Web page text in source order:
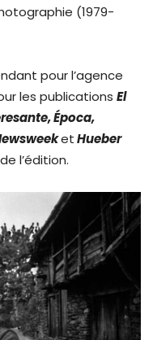
(1979-
pour l’agence
les publications El
Época,
etHueber
l’édition.